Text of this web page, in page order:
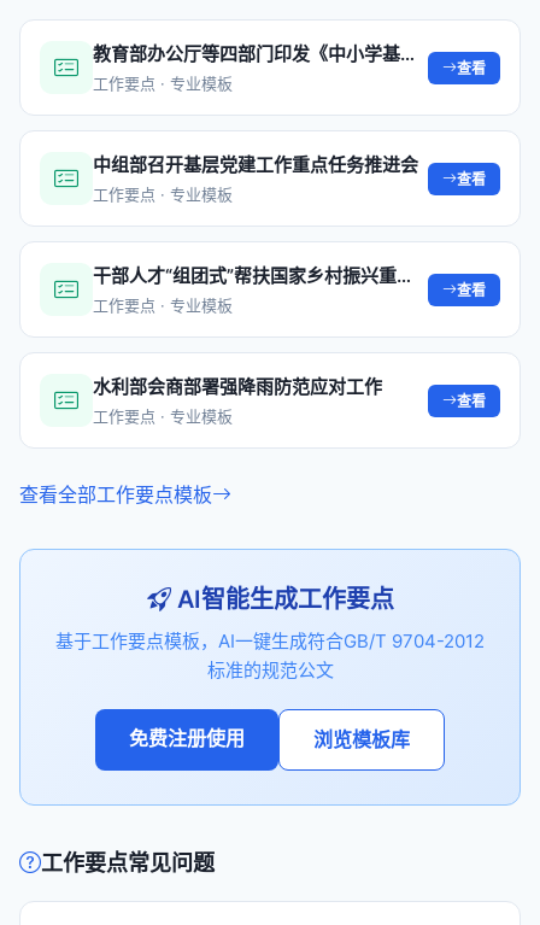
教育部办公厅等四部门印发《中小学基本办学条件底线要求》
工作要点 · 专业模板
查看
中组部召开基层党建工作重点任务推进会
工作要点 · 专业模板
查看
干部人才“组团式”帮扶国家乡村振兴重点帮扶县工作推进会在京召开
工作要点 · 专业模板
查看
水利部会商部署强降雨防范应对工作
工作要点 · 专业模板
查看
查看全部工作要点模板
AI智能生成工作要点
基于工作要点模板，AI一键生成符合GB/T 9704-2012
标准的规范公文
免费注册使用 浏览模板库
工作要点常见问题